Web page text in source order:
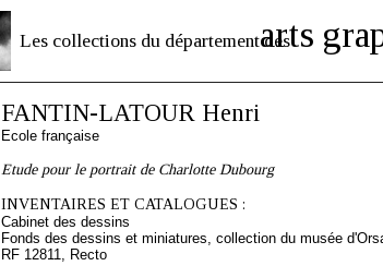
Les collections du département des
arts
FANTIN-LATOUR Henri
Ecole française
Etude pour le portrait de Charlotte Dubourg
INVENTAIRES ET CATALOGUES :
Cabinet des dessins
Fonds des dessins et miniatures, collection du musée
RF 12811, Recto